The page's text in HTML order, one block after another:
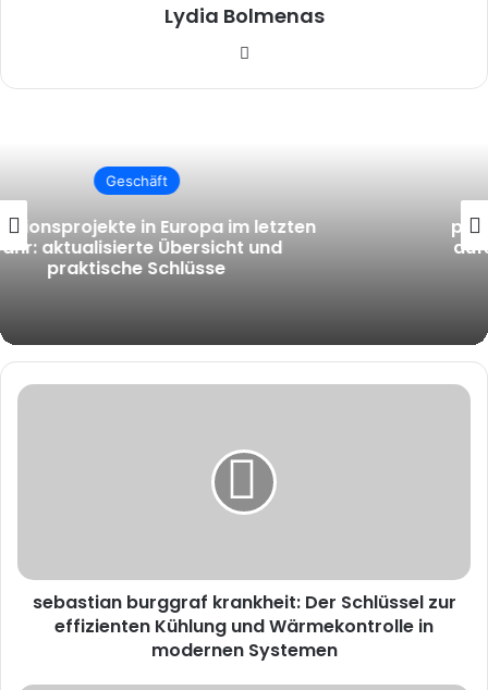
Lydia Bolmenas
peter jürgen nissen traueranzeige: Eine
aufschlussreiche Hommage an ein gut
gelebtes Leben
sebastian
und
Wärmekontrolle
sebastian burggraf krankheit: Der Schlüssel zur
effizienten Kühlung und Wärmekontrolle in
modernen Systemen